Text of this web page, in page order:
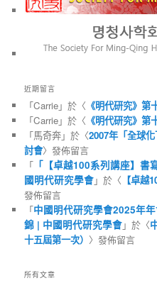
近期留言
「Carrie」於〈 《明代研究》第
「Carrie」於〈 《明代研究》第
「馬奇奔」於〈2007年「全球
討會〉發佈留言
「 「【卓越100系列講座】
國明代研究學會」於〈 【卓越
發佈留言
「中國明代研究學會2025年
錦 | 中國明代研究學會」於〈
十五屆第一次） 〉發佈留言
所有文章